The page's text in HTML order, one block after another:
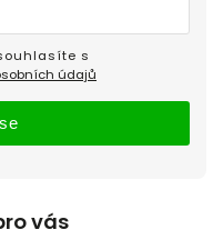
vás
údajů